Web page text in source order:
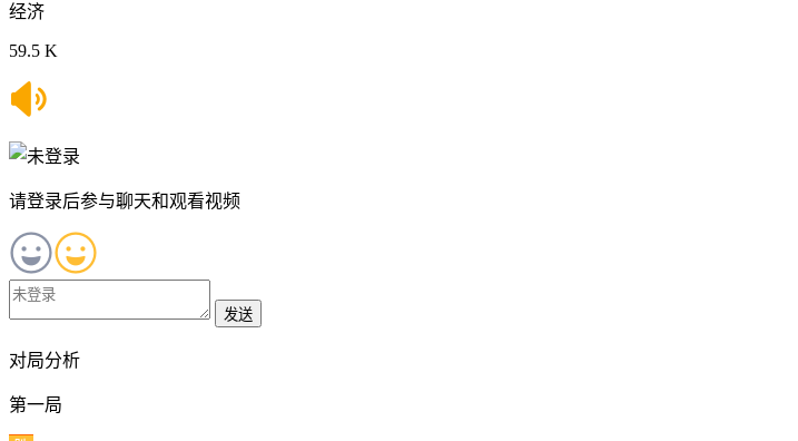
经济
59.5 K
请登录后参与聊天和观看视频
发送
对局分析
第一局